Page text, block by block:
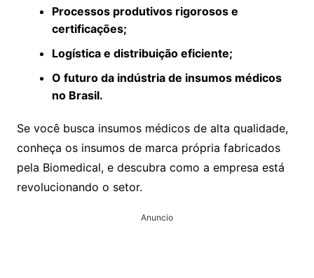
Processos produtivos rigorosos e
certificações;
Logística e distribuição eficiente;
O futuro da indústria de insumos médicos
no Brasil.
Se você busca insumos médicos de alta qualidade,
conheça os insumos de marca própria fabricados
pela Biomedical, e descubra como a empresa está
revolucionando o setor.
Anuncio